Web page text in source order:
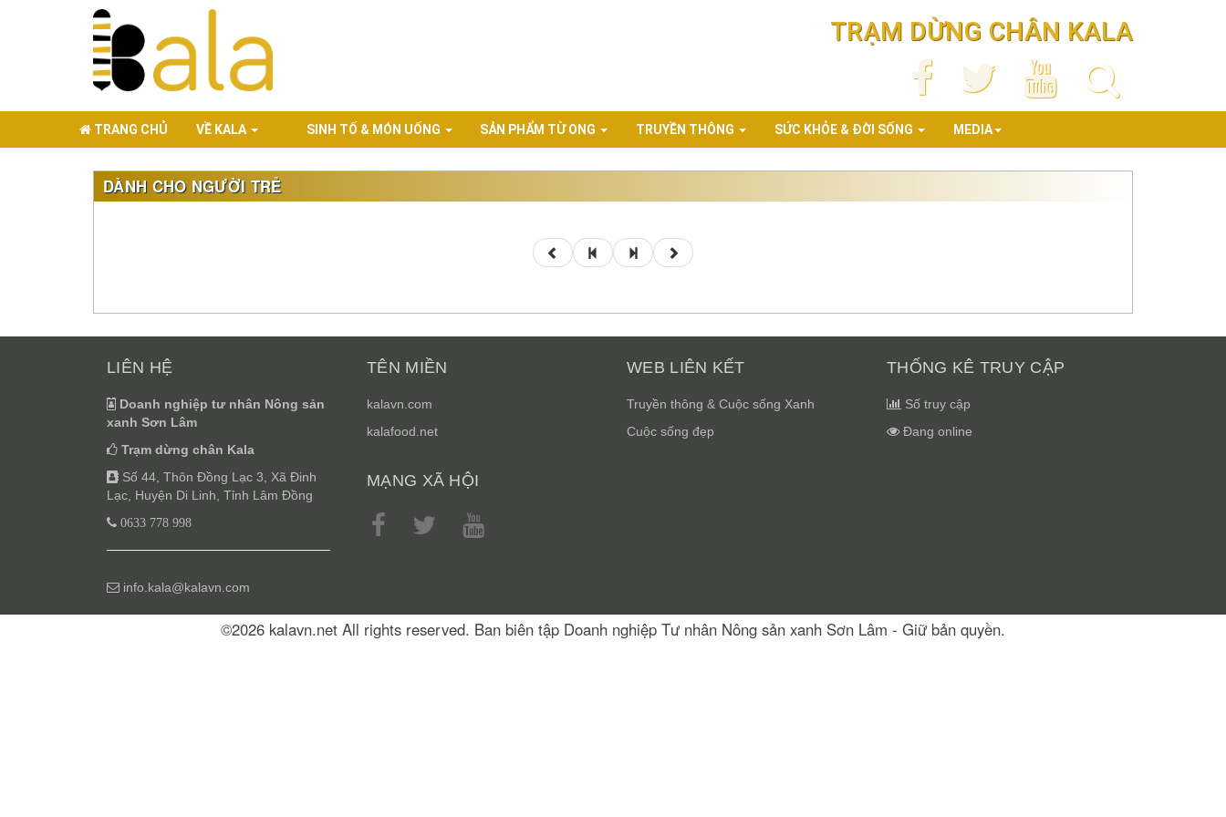
TRẠM DỪNG CHÂN KALA
TRANG CHỦ VỀ KALA SINH TỐ & MÓN UỐNG SẢN PHẨM TỪ ONG TRUYỀN THÔNG SỨC KHỎE & ĐỜI SỐNG MEDIA
DÀNH CHO NGƯỜI TRẺ
LIÊN HỆ
Doanh nghiệp tư nhân Nông sản
xanh Sơn Lâm
Trạm dừng chân Kala
Số 44, Thôn Đồng Lạc 3, Xã Đinh
Lạc, Huyện Di Linh, Tỉnh Lâm Đồng
0633 778 998
info.kala@kalavn.com
TÊN MIỀN
kalavn.com
kalafood.net
MẠNG XÃ HỘI
WEB LIÊN KẾT
Truyền thông & Cuộc sống Xanh
Cuộc sống đẹp
THỐNG KÊ TRUY CẬP
Số truy cập
Đang online
©2026 kalavn.net All rights reserved. Ban biên tập Doanh nghiệp Tư nhân Nông sản xanh Sơn Lâm - Giữ bản quyền.